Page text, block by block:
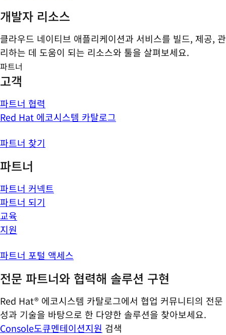
개발자 리소스
클라우드 네이티브 애플리케이션과 서비스를 빌드, 제공, 관
리하는 데 도움이 되는 리소스와 툴을 살펴보세요.
파트너
고객
파트너 협력
Red Hat 에코시스템 카탈로그
파트너 찾기
파트너
파트너 커넥트
파트너 되기
교육
지원
파트너 포털 액세스
전문 파트너와 협력해 솔루션 구현
Red Hat® 에코시스템 카탈로그에서 협업 커뮤니티의 전문
성과 기술을 바탕으로 한 다양한 솔루션을 찾아보세요.
Console도큐멘테이션지원 검색